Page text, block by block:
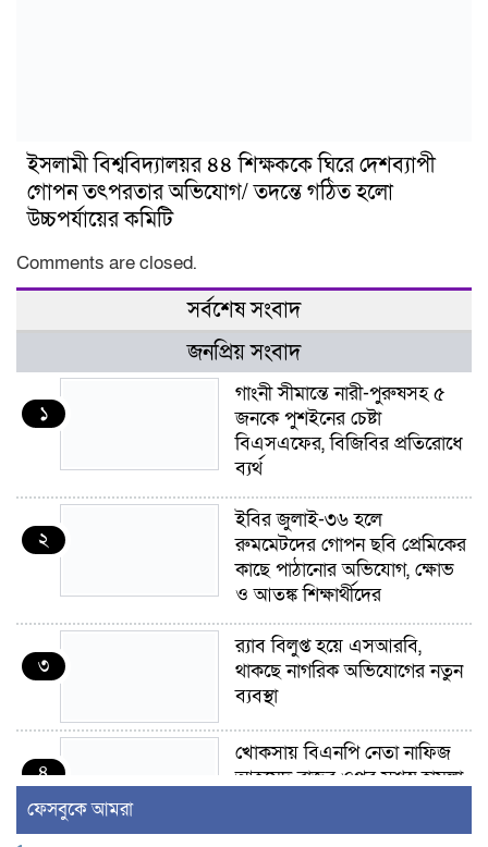
ইসলামী বিশ্ববিদ্যালয়র ৪৪ শিক্ষককে ঘিরে দেশব্যাপী
গোপন তৎপরতার অভিযোগ/ তদন্তে গঠিত হলো
উচ্চপর্যায়ের কমিটি
Comments are closed.
সর্বশেষ সংবাদ
জনপ্রিয় সংবাদ
১
গাংনী সীমান্তে নারী-পুরুষসহ ৫
জনকে পুশইনের চেষ্টা
বিএসএফের, বিজিবির প্রতিরোধে
ব্যর্থ
২
ইবির জুলাই-৩৬ হলে
রুমমেটদের গোপন ছবি প্রেমিকের
কাছে পাঠানোর অভিযোগ, ক্ষোভ
ও আতঙ্ক শিক্ষার্থীদের
৩
র‍্যাব বিলুপ্ত হয়ে এসআরবি,
থাকছে নাগরিক অভিযোগের নতুন
ব্যবস্থা
৪
খোকসায় বিএনপি নেতা নাফিজ
আহমেদ রাজুর ওপর সশস্ত্র হামলা,
ফেসবুকে আমরা